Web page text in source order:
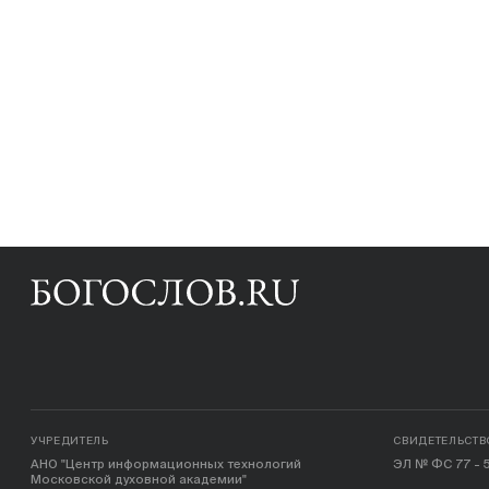
УЧРЕДИТЕЛЬ
АНО "Центр информационных технологий
Московской духовной академии"
ЭЛ № ФС 77 -